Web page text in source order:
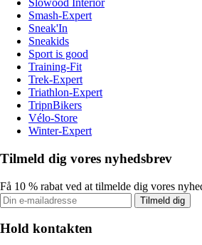
Slowood Interior
Smash-Expert
Sneak'In
Sneakids
Sport is good
Training-Fit
Trek-Expert
Triathlon-Expert
TripnBikers
Vélo-Store
Winter-Expert
Tilmeld dig vores nyhedsbrev
Få 10 % rabat ved at tilmelde dig vores
Tilmeld dig
Hold kontakten